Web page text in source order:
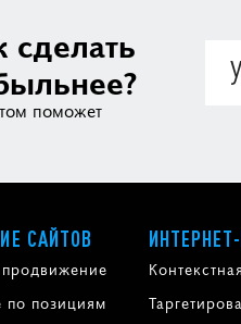
сделать
поможет
САЙТОВ
позициям